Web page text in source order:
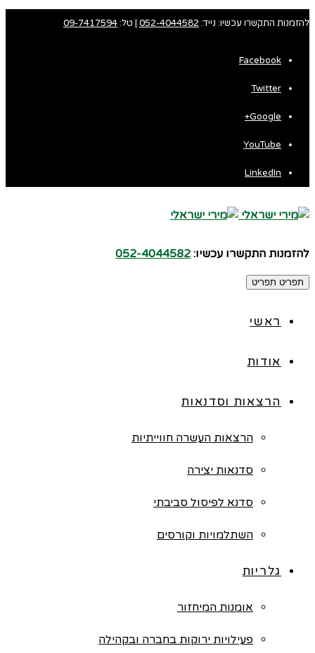
להזמנות התקשרו עכשיו: נייד: 052-4044582 | טל:09-7417594
Facebook
Twitter
Google+
YouTube
LinkedIn
להזמנות התקשרו עכשיו: 052-4044582
תפריט תפריט
ראשי
אודות
הרצאות וסדנאות
הרצאות העשרה חווייתיות
סדנאות יצירה
סדנא לפיסול סביבתי
השתלמויות וקורסים
גלריות
אומנות המיחזור
פעילויות ירוקות בחברה ובקהילה